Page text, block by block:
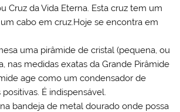
Cruz da Vida Eterna. Esta cruz tem um
cabo em cruz.Hoje se encontra em
uma pirâmide de cristal (pequena, ou
nas medidas exatas da Grande Pirâmide
age como um condensador de
É indispensável.
bandeja de metal dourado onde possa